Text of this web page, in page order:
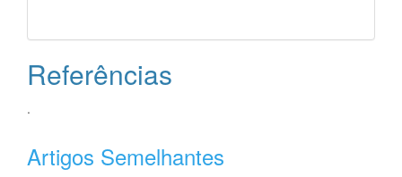
Referências
.
Artigos Semelhantes